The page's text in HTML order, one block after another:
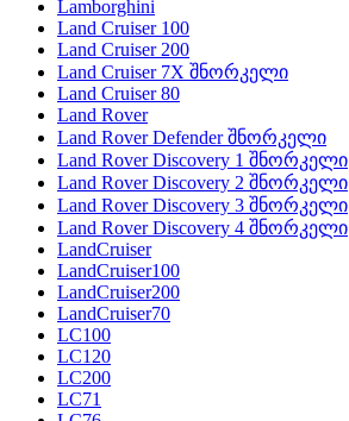
Lamborghini
Land Cruiser 100
Land Cruiser 200
Land Cruiser 7X შნორკელი
Land Cruiser 80
Land Rover
Land Rover Defender შნორკელი
Land Rover Discovery 1 შნორკელი
Land Rover Discovery 2 შნორკელი
Land Rover Discovery 3 შნორკელი
Land Rover Discovery 4 შნორკელი
LandCruiser
LandCruiser100
LandCruiser200
LandCruiser70
LC100
LC120
LC200
LC71